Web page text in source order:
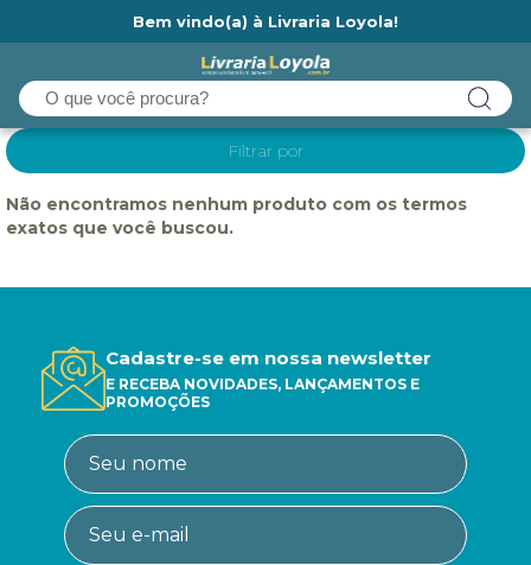
Bem vindo(a) à Livraria Loyola!
Filtrar por
Não encontramos nenhum produto com os termos
exatos que você buscou.
Cadastre-se em nossa newsletter
E RECEBA NOVIDADES, LANÇAMENTOS E
PROMOÇÕES